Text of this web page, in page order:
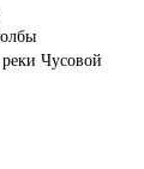
Чусовой